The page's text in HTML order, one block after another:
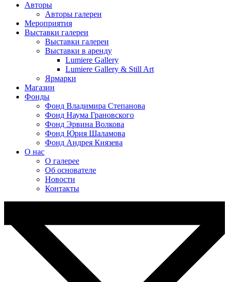
Авторы
Авторы галереи
Мероприятия
Выставки галереи
Выставки галереи
Выставки в аренду
Lumiere Gallery
Lumiere Gallery & Still Art
Ярмарки
Магазин
Фонды
Фонд Владимира Степанова
Фонд Наума Грановского
Фонд Эрвина Волкова
Фонд Юрия Шаламова
Фонд Андрея Князева
О нас
О галерее
Об основателе
Новости
Контакты